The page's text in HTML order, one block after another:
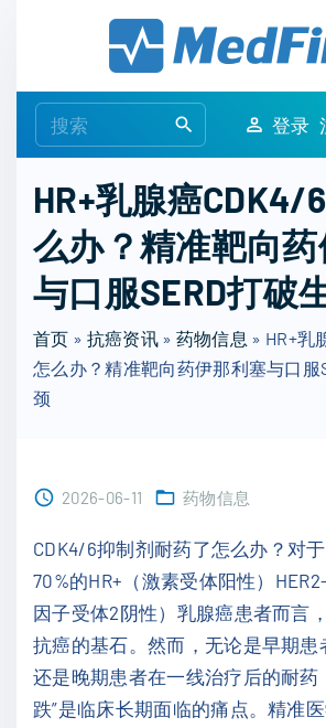
e
r
c
h
r
登录
HR+乳腺癌CDK4/
么办？精准靶向
与口服SERD打破
首页 » 抗癌资讯» 药物信息 » HR+乳
怎么办？精准靶向药伊那利塞与口服
颈
2026-06-11 药物信息
CDK4/6抑制剂耐药了怎么办？对
70%的HR+（激素受体阳性）
因子受体2阴性）乳腺癌患者而言
抗癌的基石。然而，无论是早期患
还是晚期患者在一线治疗后的耐药
跌”是临床长期面临的痛点。精准